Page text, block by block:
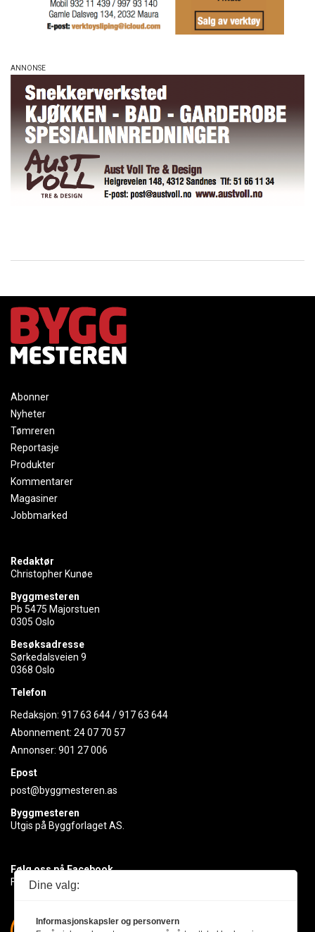
Abonner
Nyheter
Tømreren
Reportasje
Produkter
Kommentarer
Magasiner
Jobbmarked
Redaktør
Christopher Kunøe
Byggmesteren
Pb 5475 Majorstuen
0305 Oslo
Besøksadresse
Sørkedalsveien 9
0368 Oslo
Telefon
Redaksjon: 917 63 644/917 63 644
Abonnement: 24 07 70 57
Annonser: 901 27 006
Epost
post@byggmesteren.as
Byggmesteren
Utgis på Byggforlaget AS.
Følg oss på Facebook
Få med deg det siste innen byggebransjen
Dine valg:
Informasjonskapsler og personvern